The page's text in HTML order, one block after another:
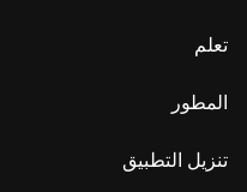
تعلم
المطور
تنزيل التطبيق